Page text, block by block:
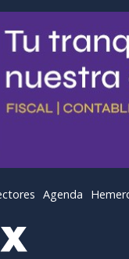
Agenda